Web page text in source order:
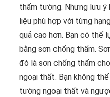
thấm tường. Nhưng lưu ý
liệu phù hợp với từng
quả cao hơn. Bạn có thể
bằng sơn chống thấm.
đó là sơn chống thấm
ngoại thất. Bạn không
tường ngoại thất và